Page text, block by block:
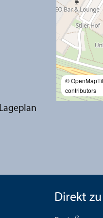
©
contributors
Lageplan
Direkt zu